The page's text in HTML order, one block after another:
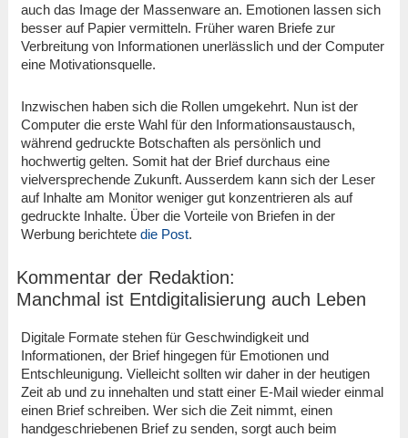
auch das Image der Massenware an. Emotionen lassen sich
besser auf Papier vermitteln. Früher waren Briefe zur
Verbreitung von Informationen unerlässlich und der Computer
eine Motivationsquelle.
Inzwischen haben sich die Rollen umgekehrt. Nun ist der
Computer die erste Wahl für den Informationsaustausch,
während gedruckte Botschaften als persönlich und
hochwertig gelten. Somit hat der Brief durchaus eine
vielversprechende Zukunft. Ausserdem kann sich der Leser
auf Inhalte am Monitor weniger gut konzentrieren als auf
gedruckte Inhalte. Über die Vorteile von Briefen in der
Werbung berichtete die Post.
Kommentar der Redaktion:
Manchmal ist Entdigitalisierung auch Leben
Digitale Formate stehen für Geschwindigkeit und
Informationen, der Brief hingegen für Emotionen und
Entschleunigung. Vielleicht sollten wir daher in der heutigen
Zeit ab und zu innehalten und statt einer E-Mail wieder einmal
einen Brief schreiben. Wer sich die Zeit nimmt, einen
handgeschriebenen Brief zu senden, sorgt auch beim